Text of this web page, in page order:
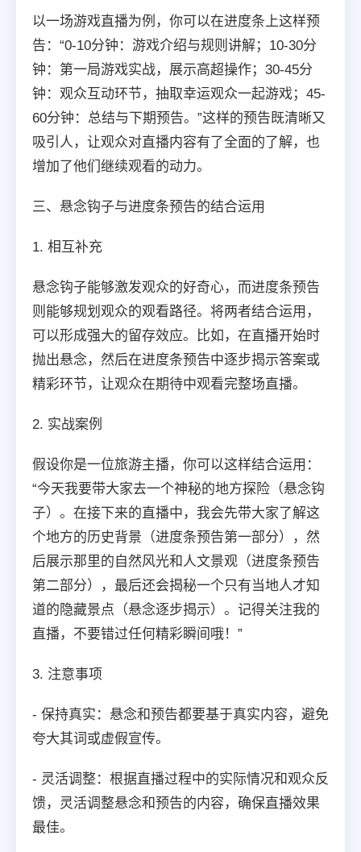
以一场游戏直播为例，你可以在进度条上这样预
告：“0-10分钟：游戏介绍与规则讲解；10-30分
钟：第一局游戏实战，展示高超操作；30-45分
钟：观众互动环节，抽取幸运观众一起游戏；45-
60分钟：总结与下期预告。”这样的预告既清晰又
吸引人，让观众对直播内容有了全面的了解，也
增加了他们继续观看的动力。
三、悬念钩子与进度条预告的结合运用
1. 相互补充
悬念钩子能够激发观众的好奇心，而进度条预告
则能够规划观众的观看路径。将两者结合运用，
可以形成强大的留存效应。比如，在直播开始时
抛出悬念，然后在进度条预告中逐步揭示答案或
精彩环节，让观众在期待中观看完整场直播。
2. 实战案例
假设你是一位旅游主播，你可以这样结合运用：
“今天我要带大家去一个神秘的地方探险（悬念钩
子）。在接下来的直播中，我会先带大家了解这
个地方的历史背景（进度条预告第一部分），然
后展示那里的自然风光和人文景观（进度条预告
第二部分），最后还会揭秘一个只有当地人才知
道的隐藏景点（悬念逐步揭示）。记得关注我的
直播，不要错过任何精彩瞬间哦！”
3. 注意事项
- 保持真实：悬念和预告都要基于真实内容，避免
夸大其词或虚假宣传。
- 灵活调整：根据直播过程中的实际情况和观众反
馈，灵活调整悬念和预告的内容，确保直播效果
最佳。